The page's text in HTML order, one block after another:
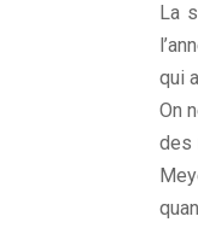
La
qui
On
des